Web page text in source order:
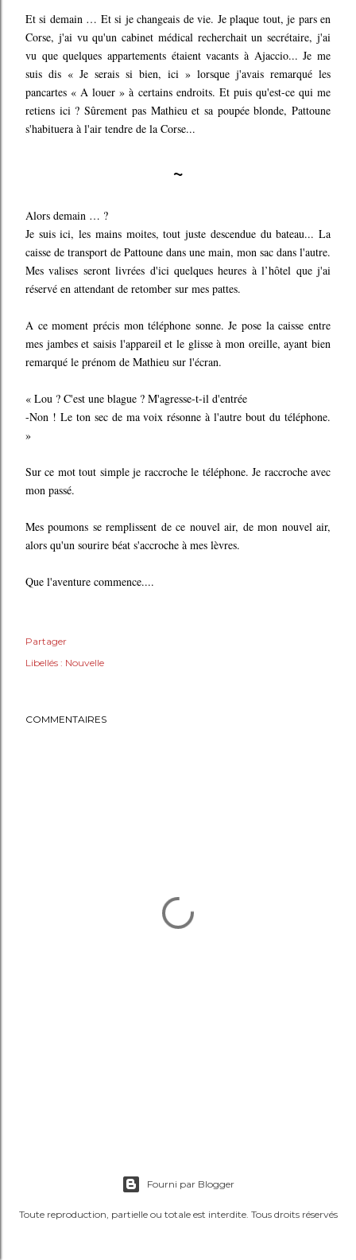
Et si demain … Et si je changeais de vie. Je plaque tout, je pars en
Corse, j'ai vu qu'un cabinet médical recherchait un secrétaire, j'ai
vu que quelques appartements étaient vacants à Ajaccio... Je me
suis dis « Je serais si bien, ici » lorsque j'avais remarqué les
pancartes « A louer » à certains endroits. Et puis qu'est-ce qui me
retiens ici ? Sûrement pas Mathieu et sa poupée blonde, Pattoune
s'habituera à l'air tendre de la Corse...
~
Alors demain … ?
Je suis ici, les mains moites, tout juste descendue du bateau... La
caisse de transport de Pattoune dans une main, mon sac dans l'autre.
Mes valises seront livrées d'ici quelques heures à l’hôtel que j'ai
réservé en attendant de retomber sur mes pattes.
A ce moment précis mon téléphone sonne. Je pose la caisse entre
mes jambes et saisis l'appareil et le glisse à mon oreille, ayant bien
remarqué le prénom de Mathieu sur l'écran.
« Lou ? C'est une blague ? M'agresse-t-il d'entrée
-Non ! Le ton sec de ma voix résonne à l'autre bout du téléphone.
»
Sur ce mot tout simple je raccroche le téléphone. Je raccroche avec
mon passé.
Mes poumons se remplissent de ce nouvel air, de mon nouvel air,
alors qu'un sourire béat s'accroche à mes lèvres.
Que l'aventure commence....
Partager
Libellés : Nouvelle
COMMENTAIRES
Fourni par Blogger
Toute reproduction, partielle ou totale est interdite. Tous droits réservés